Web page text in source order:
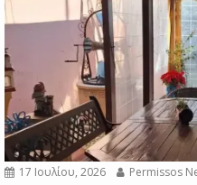
17 Ιουλίου, 2026 Permissos